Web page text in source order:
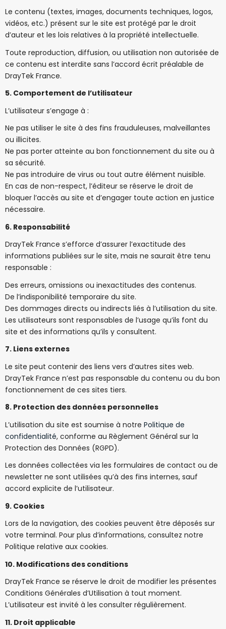
Le contenu (textes, images, documents techniques, logos,
vidéos, etc.) présent sur le site est protégé par le droit
d’auteur et les lois relatives à la propriété intellectuelle.
Toute reproduction, diffusion, ou utilisation non autorisée de
ce contenu est interdite sans l’accord écrit préalable de
DrayTek France.
5. Comportement de l’utilisateur
L’utilisateur s’engage à :
Ne pas utiliser le site à des fins frauduleuses, malveillantes
ou illicites.
Ne pas porter atteinte au bon fonctionnement du site ou à
sa sécurité.
Ne pas introduire de virus ou tout autre élément nuisible.
En cas de non-respect, l’éditeur se réserve le droit de
bloquer l’accès au site et d’engager toute action en justice
nécessaire.
6. Responsabilité
DrayTek France s’efforce d’assurer l’exactitude des
informations publiées sur le site, mais ne saurait être tenu
responsable :
Des erreurs, omissions ou inexactitudes des contenus.
De l’indisponibilité temporaire du site.
Des dommages directs ou indirects liés à l’utilisation du site.
Les utilisateurs sont responsables de l’usage qu’ils font du
site et des informations qu’ils y consultent.
7. Liens externes
Le site peut contenir des liens vers d’autres sites web.
DrayTek France n’est pas responsable du contenu ou du bon
fonctionnement de ces sites tiers.
8. Protection des données personnelles
L’utilisation du site est soumise à notre Politique de
confidentialité, conforme au Règlement Général sur la
Protection des Données (RGPD).
Les données collectées via les formulaires de contact ou de
newsletter ne sont utilisées qu’à des fins internes, sauf
accord explicite de l’utilisateur.
9. Cookies
Lors de la navigation, des cookies peuvent être déposés sur
votre terminal. Pour plus d’informations, consultez notre
Politique relative aux cookies.
10. Modifications des conditions
DrayTek France se réserve le droit de modifier les présentes
Conditions Générales d’Utilisation à tout moment.
L’utilisateur est invité à les consulter régulièrement.
11. Droit applicable